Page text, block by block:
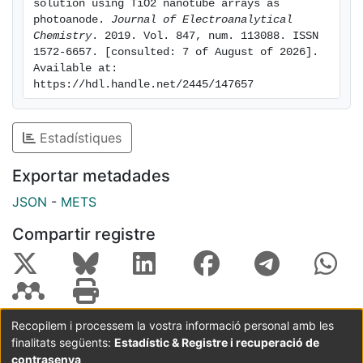
the Pt surface from water discharge. In PEC/PEF, a
slower mineralization was found at 2 mA cm−2,
although the final mineralization percentage was
similar to that attained at 3 mA cm−2. Both, SO42−
and NH4+ ions were released during the treatments,
along with isatin-5-sulfonic and formic acids as main
products.
solution using TiO2 nanotube arrays as
photoanode. Journal of Electroanalytical
Chemistry. 2019. Vol. 847, num. 113088. ISSN
1572-6657. [consulted: 7 of August of 2026].
Available at:
https://hdl.handle.net/2445/147657
Estadístiques
Exportar metadades
JSON - METS
Compartir registre
Coordinació:CRAI UB Avís legal
Metadades
subjectes a:
Recopilem i processem la vostra informació personal amb les
finalitats següents: Estadístic & Registre i recuperació de
contrasenya